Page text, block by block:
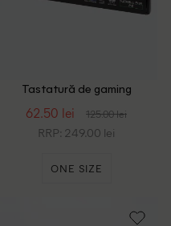
Tastatură de gaming
62.50 lei 125.00 lei
RRP: 249.00 lei
ONE SIZE